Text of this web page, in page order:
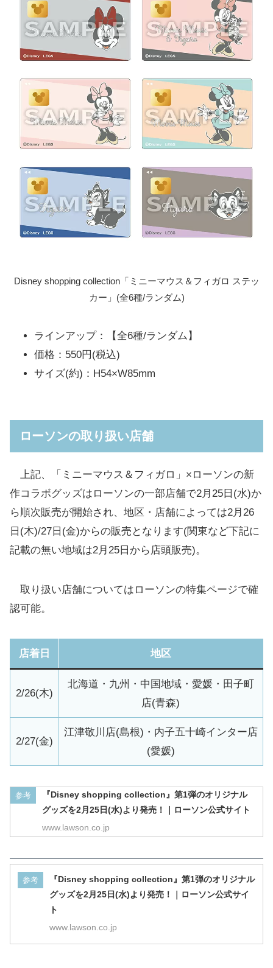
Disney shopping collection「ミニーマウス＆フィガロ ステッ
カー」(全6種/ランダム)
ラインアップ：【全6種/ランダム】
価格：550円(税込)
サイズ(約)：H54×W85mm
ローソンの取り扱い店舗
上記、「ミニーマウス＆フィガロ」×ローソンの新
作コラボグッズはローソンの一部店舗で2月25日(水)か
ら順次販売が開始され、地区・店舗によっては2月26
日(木)/27日(金)からの販売となります(関東など下記に
記載の無い地域は2月25日から店頭販売)。
取り扱い店舗についてはローソンの特集ページで確
認可能。
店着日 地区
2/26(木)
北海道・九州・中国地域・愛媛・田子町
店(青森)
2/27(金)
江津敬川店(島根)・内子五十崎インター店
(愛媛)
参考
『Disney shopping collection』第1弾のオリジナル
グッズを2月25日(水)より発売！｜ローソン公式サイト
www.lawson.co.jp
参考
『Disney shopping collection』第1弾のオリジナル
グッズを2月25日(水)より発売！｜ローソン公式サイ
ト
www.lawson.co.jp